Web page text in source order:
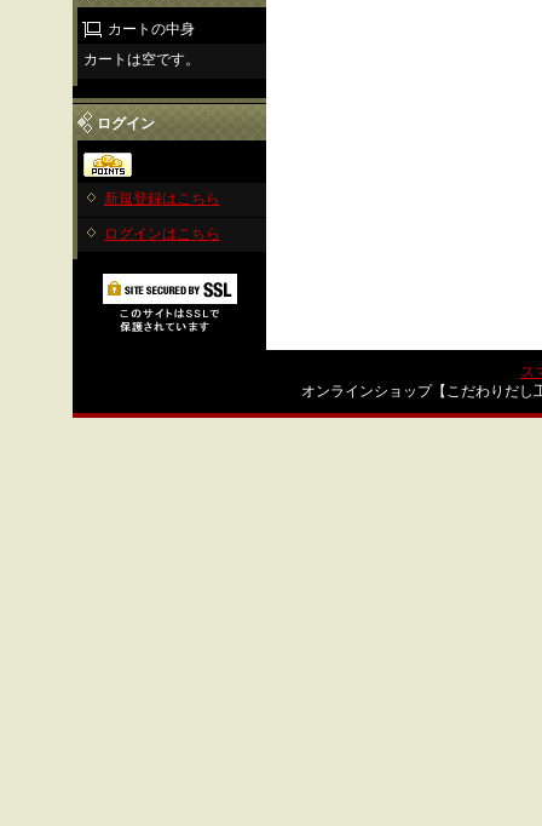
カートの中身
カートは空です。
ログイン
新規登録はこちら
ログインはこちら
ス
オンラインショップ【こだわりだ